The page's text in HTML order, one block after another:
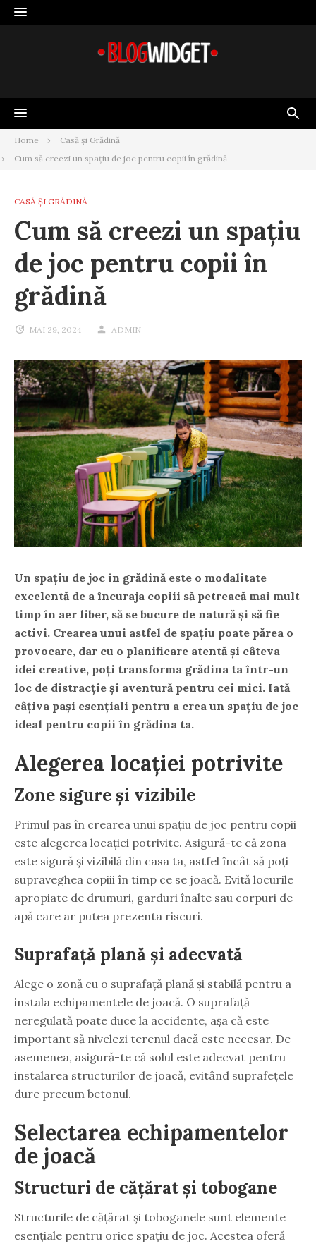
Skip
to
Home
Casă și Grădină
Cum să creezi un spațiu de joc pentru copii în grădină
CASĂ ȘI GRĂDINĂ
Cum să creezi un spațiu
de joc pentru copii în
grădină
MAI 29, 2024 ADMIN
Un spațiu de joc în grădină este o modalitate
excelentă de a încuraja copiii să petreacă mai mult
timp în aer liber, să se bucure de natură și să fie
activi. Crearea unui astfel de spațiu poate părea o
provocare, dar cu o planificare atentă și câteva
idei creative, poți transforma grădina ta într-un
loc de distracție și aventură pentru cei mici. Iată
câțiva pași esențiali pentru a crea un spațiu de joc
ideal pentru copii în grădina ta.
Alegerea locației potrivite
Zone sigure și vizibile
Primul pas în crearea unui spațiu de joc pentru copii
este alegerea locației potrivite. Asigură-te că zona
este sigură și vizibilă din casa ta, astfel încât să poți
supraveghea copiii în timp ce se joacă. Evită locurile
apropiate de drumuri, garduri înalte sau corpuri de
apă care ar putea prezenta riscuri.
Suprafață plană și adecvată
Alege o zonă cu o suprafață plană și stabilă pentru a
instala echipamentele de joacă. O suprafață
neregulată poate duce la accidente, așa că este
important să nivelezi terenul dacă este necesar. De
asemenea, asigură-te că solul este adecvat pentru
instalarea structurilor de joacă, evitând suprafețele
dure precum betonul.
Selectarea echipamentelor
de joacă
Structuri de cățărat și tobogane
Structurile de cățărat și toboganele sunt elemente
esențiale pentru orice spațiu de joc. Acestea oferă